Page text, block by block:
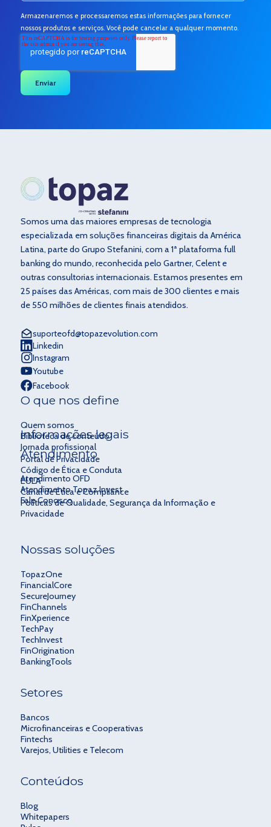
Armazenaremos e processaremos estas informações para fornecer
nossos produtos e serviços. Você pode cancelar a qualquer momento.
Somos uma das maiores empresas de tecnologia
especializada em soluções financeiras digitais da América
Latina, parte do Grupo Stefanini, com a 1ª plataforma full
banking do mundo, reconhecida pelo Gartner, Celent e
outras consultorias internacionais. Estamos presentes em
25 países das Américas, com mais de 300 clientes e mais
de 550 milhões de clientes finais atendidos.
suporteofd@topazevolution.com
Linkedin
Instagram
Youtube
Facebook
O que nos define
Quem somos
Biblioteca de conteúdo
Jornada profissional
Atendimento
Atendimento OFD
Atendimento Topaz Invest
Fale Conosco
Informações legais
Portal de Privacidade
Código de Ética e Conduta
EULA
Canal de Ética e Compliance
Políticas de Qualidade, Segurança da Informação e
Privacidade
Nossas soluções
TopazOne
FinancialCore
SecureJourney
FinChannels
FinXperience
TechPay
TechInvest
FinOrigination
BankingTools
Setores
Bancos
Microfinanceiras e Cooperativas
Fintechs
Varejos, Utilities e Telecom
Conteúdos
Blog
Whitepapers